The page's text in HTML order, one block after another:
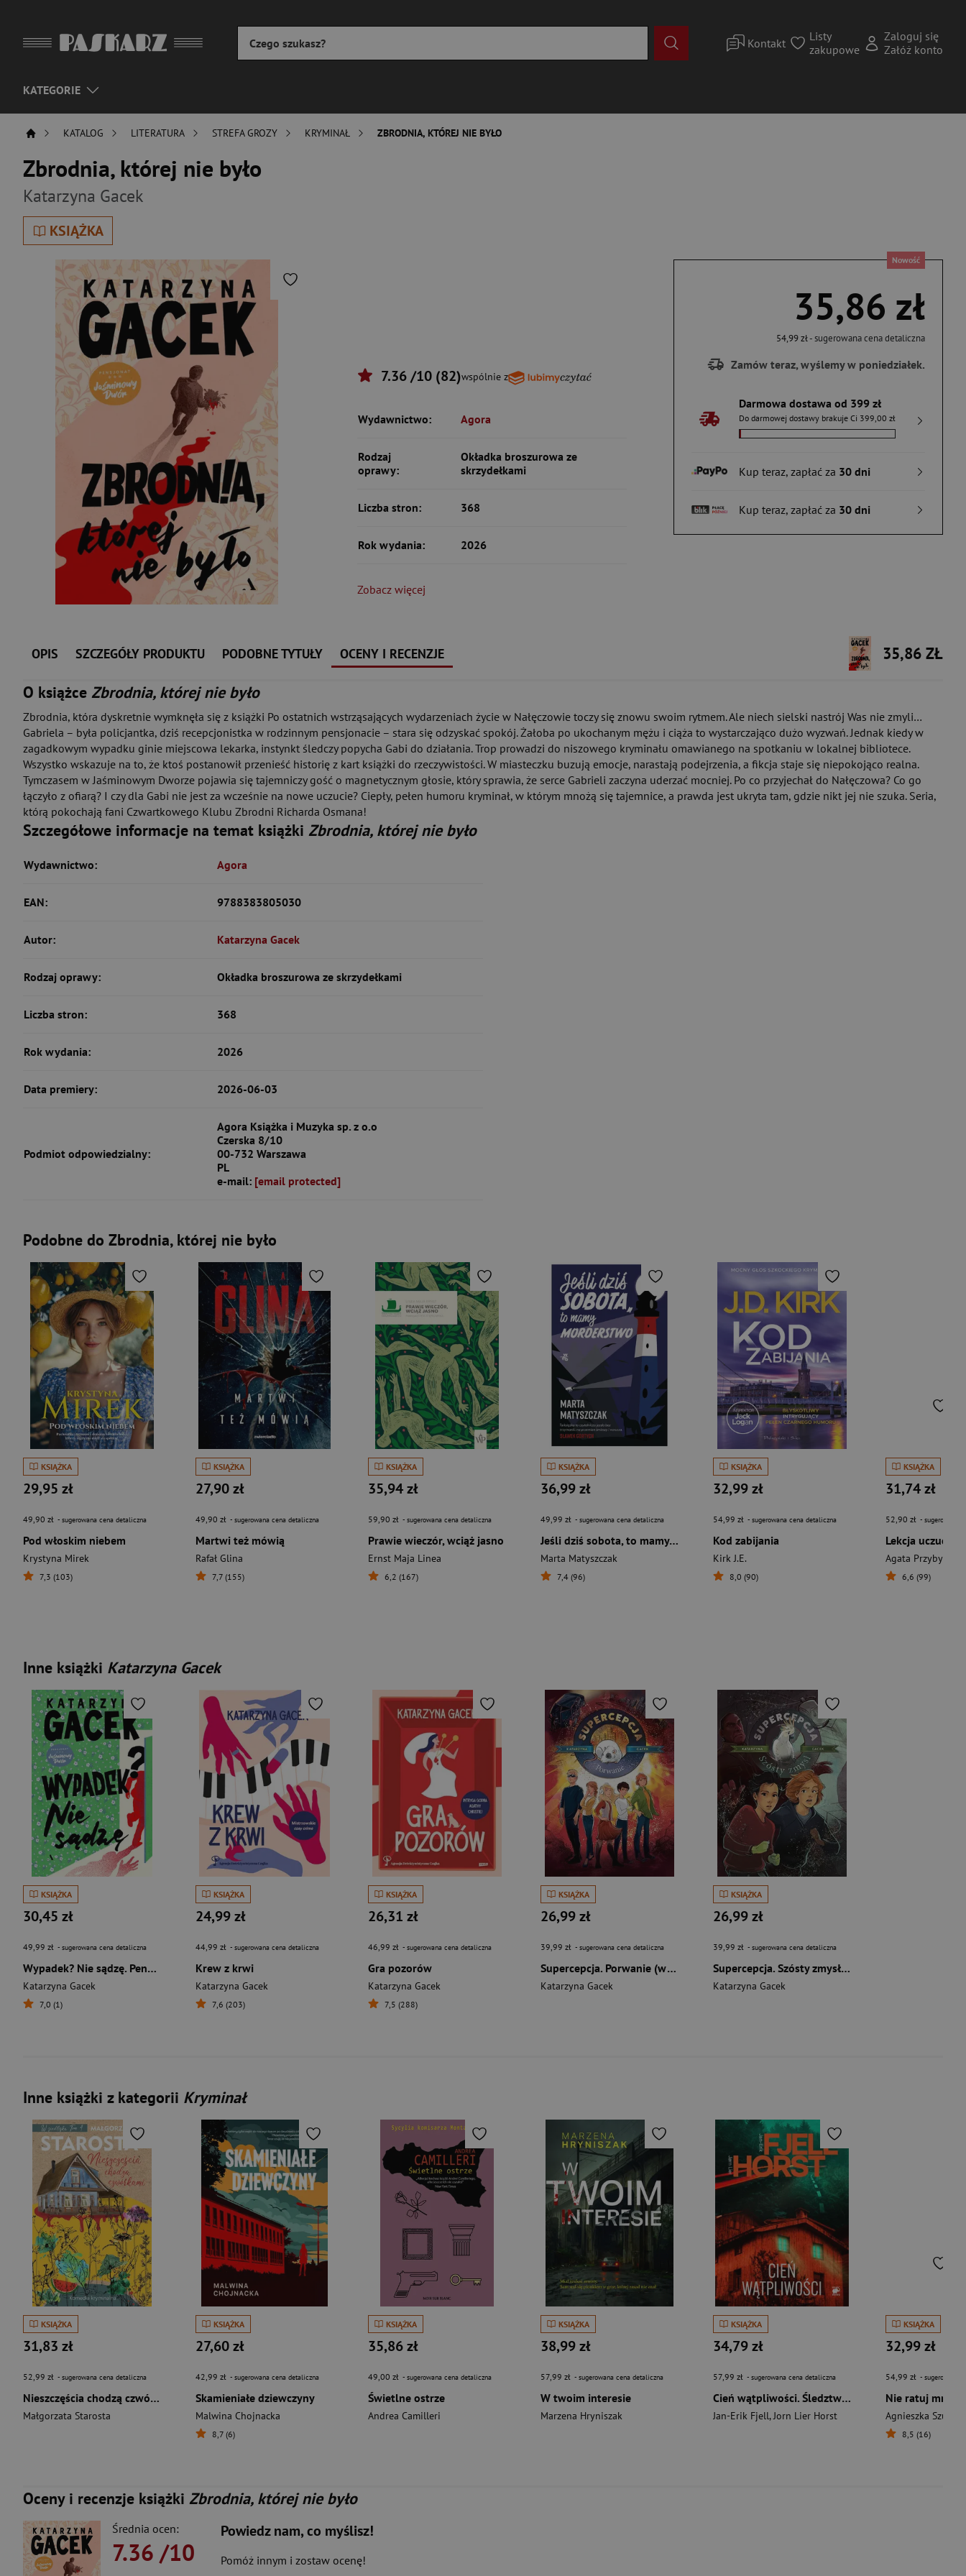
Kontakt
Listy
zakupowe
Zaloguj się
Załóż konto
KATEGORIE
KATALOG LITERATURA STREFA GROZY KRYMINAŁ ZBRODNIA, KTÓREJ NIE BYŁO
Zbrodnia, której nie było
Katarzyna Gacek
KSIĄŻKA
Nowość
35,86 zł
54,99 zł- sugerowana cena detaliczna
Zamów teraz, wyślemy w poniedziałek.
Darmowa dostawa od 399 zł
Do darmowej dostawy brakuje Ci 399,00 zł
Kup teraz, zapłać za 30 dni
Kup teraz, zapłać za 30 dni
7.36 /10 (82)wspólnie z
Wydawnictwo: Agora
Rodzaj
oprawy:
Okładka broszurowa ze
skrzydełkami
Liczba stron: 368
Rok wydania: 2026
Zobacz więcej
OPIS SZCZEGÓŁY PRODUKTU PODOBNE TYTUŁY OCENY I RECENZJE
35,86 ZŁ
O książce Zbrodnia, której nie było
Zbrodnia, która dyskretnie wymknęła się z książki Po ostatnich wstrząsających wydarzeniach życie w Nałęczowie toczy się znowu swoim rytmem. Ale niech sielski nastrój Was nie zmyli…
Gabriela – była policjantka, dziś recepcjonistka w rodzinnym pensjonacie – stara się odzyskać spokój. Żałoba po ukochanym mężu i ciąża to wystarczająco dużo wyzwań. Jednak kiedy w
zagadkowym wypadku ginie miejscowa lekarka, instynkt śledczy popycha Gabi do działania. Trop prowadzi do niszowego kryminału omawianego na spotkaniu w lokalnej bibliotece.
Wszystko wskazuje na to, że ktoś postanowił przenieść historię z kart książki do rzeczywistości. W miasteczku buzują emocje, narastają podejrzenia, a fikcja staje się niepokojąco realna.
Tymczasem w Jaśminowym Dworze pojawia się tajemniczy gość o magnetycznym głosie, który sprawia, że serce Gabrieli zaczyna uderzać mocniej. Po co przyjechał do Nałęczowa? Co go
łączyło z ofiarą? I czy dla Gabi nie jest za wcześnie na nowe uczucie? Ciepły, pełen humoru kryminał, w którym mnożą się tajemnice, a prawda jest ukryta tam, gdzie nikt jej nie szuka. Seria,
którą pokochają fani Czwartkowego Klubu Zbrodni Richarda Osmana!
Szczegółowe informacje na temat książki Zbrodnia, której nie było
Wydawnictwo: Agora
EAN: 9788383805030
Autor: Katarzyna Gacek
Rodzaj oprawy: Okładka broszurowa ze skrzydełkami
Liczba stron: 368
Rok wydania: 2026
Data premiery: 2026-06-03
Podmiot odpowiedzialny:
Agora Książka i Muzyka sp. z o.o
Czerska 8/10
00-732 Warszawa
PL
e-mail: [email protected]
Podobne do Zbrodnia, której nie było
KSIĄŻKA
29,95 zł
49,90 zł - sugerowana cena detaliczna
Pod włoskim niebem
Krystyna Mirek
7,3 (103)
KSIĄŻKA
27,90 zł
49,90 zł - sugerowana cena detaliczna
Martwi też mówią
Rafał Glina
7,7 (155)
KSIĄŻKA
35,94 zł
59,90 zł - sugerowana cena detaliczna
Prawie wieczór, wciąż jasno
Ernst Maja Linea
6,2 (167)
KSIĄŻKA
36,99 zł
49,99 zł - sugerowana cena detaliczna
Jeśli dziś sobota, to mamy morderstwo
Marta Matyszczak
7,4 (96)
KSIĄŻKA
32,99 zł
54,99 zł - sugerowana cena detaliczna
Kod zabijania
Kirk J.E.
8,0 (90)
KSIĄŻKA
31,74 zł
52,90 zł - sugerowana
Lekcja uczuć
Agata Przybyłek
6,6 (99)
Inne książki Katarzyna Gacek
KSIĄŻKA
30,45 zł
49,99 zł - sugerowana cena detaliczna
Wypadek? Nie sądzę. Pensjonat Jaśminowy Dwór. 1
Katarzyna Gacek
7,0 (1)
KSIĄŻKA
24,99 zł
44,99 zł - sugerowana cena detaliczna
Krew z krwi
Katarzyna Gacek
7,6 (203)
KSIĄŻKA
26,31 zł
46,99 zł - sugerowana cena detaliczna
Gra pozorów
Katarzyna Gacek
7,5 (288)
KSIĄŻKA
26,99 zł
39,99 zł - sugerowana cena detaliczna
Supercepcja. Porwanie (wydanie 2022)
Katarzyna Gacek
KSIĄŻKA
26,99 zł
39,99 zł - sugerowana cena detaliczna
Supercepcja. Szósty zmysł (wydanie 2022)
Katarzyna Gacek
Inne książki z kategorii Kryminał
KSIĄŻKA
31,83 zł
52,99 zł - sugerowana cena detaliczna
Nieszczęścia chodzą czwórkami. W siedlisku. Tom 4
Małgorzata Starosta
KSIĄŻKA
27,60 zł
42,99 zł - sugerowana cena detaliczna
Skamieniałe dziewczyny
Malwina Chojnacka
8,7 (6)
KSIĄŻKA
35,86 zł
49,00 zł - sugerowana cena detaliczna
Świetlne ostrze
Andrea Camilleri
KSIĄŻKA
38,99 zł
57,99 zł - sugerowana cena detaliczna
W twoim interesie
Marzena Hryniszak
KSIĄŻKA
34,79 zł
57,99 zł - sugerowana cena detaliczna
Cień wątpliwości. Śledztwa Markusa Hegera. Tom 2
Jan-Erik Fjell,Jorn Lier Horst
KSIĄŻKA
32,99 zł
54,99 zł - sugerowana
Nie ratuj mnie
Agnieszka Szubert
8,5 (16)
Oceny i recenzje książki Zbrodnia, której nie było
Średnia ocen:
7.36 /10
Powiedz nam, co myślisz!
Pomóż innym i zostaw ocenę!